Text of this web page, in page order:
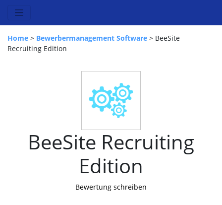
Home > Bewerbermanagement Software > BeeSite
Recruiting Edition
BeeSite Recruiting
Edition
Bewertung schreiben